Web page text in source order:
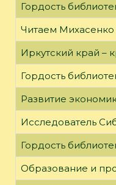
Гордость
Читаем Михасенко
Иркутский край –
Гордость
Развитие
Исследователь
Гордость
Образование и